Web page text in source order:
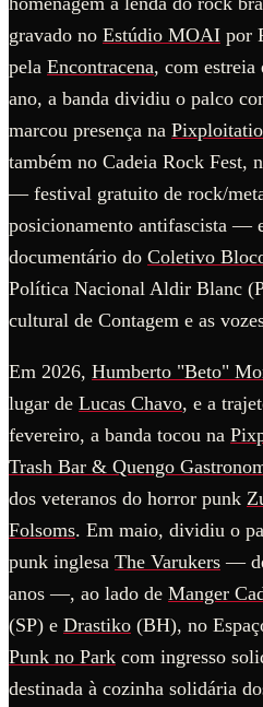
gravado no Estúdio MOAI por
pela Encontracena, com
ano, a banda dividiu o palco
marcou presença na
também no Cadeia Rock Fest,
— festival gratuito de rock/
posicionamento antifascista —
documentário do Coletivo
Política Nacional Aldir Blanc
cultural de Contagem e as
Em 2026, Humberto "Beto"
lugar de Lucas Chavo, e a
fevereiro, a banda tocou na
Trash Bar & Quengo
dos veteranos do horror punk
Folsoms. Em maio, dividiu o
punk inglesa The Varukers —
anos —, ao lado de Manger
(SP) e Drastiko (BH), no
Punk no Park com ingresso
destinada à cozinha solidária